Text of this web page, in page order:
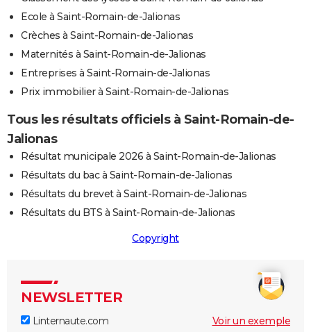
Ecole à Saint-Romain-de-Jalionas
Crèches à Saint-Romain-de-Jalionas
Maternités à Saint-Romain-de-Jalionas
Entreprises à Saint-Romain-de-Jalionas
Prix immobilier à Saint-Romain-de-Jalionas
Tous les résultats officiels à Saint-Romain-de-
Jalionas
Résultat municipale 2026 à Saint-Romain-de-Jalionas
Résultats du bac à Saint-Romain-de-Jalionas
Résultats du brevet à Saint-Romain-de-Jalionas
Résultats du BTS à Saint-Romain-de-Jalionas
Copyright
NEWSLETTER
Linternaute.com Voir un exemple